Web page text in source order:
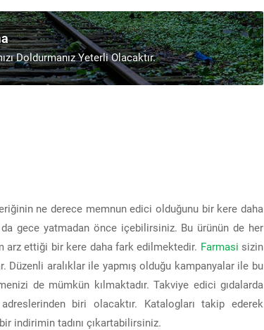
Doldurmanız Yeterli Olacaktır.
ne derece memnun edici olduğunu bir kere daha
gece yatmadan önce içebilirsiniz. Bu ürünün de her
arz ettiği bir kere daha fark edilmektedir. Farmasi sizin
aralıklar ile yapmış olduğu kampanyalar ile bu
de mümkün kılmaktadır. Takviye edici gıdalarda
biri olacaktır. Katalogları takip ederek
indirimin tadını çıkartabilirsiniz.